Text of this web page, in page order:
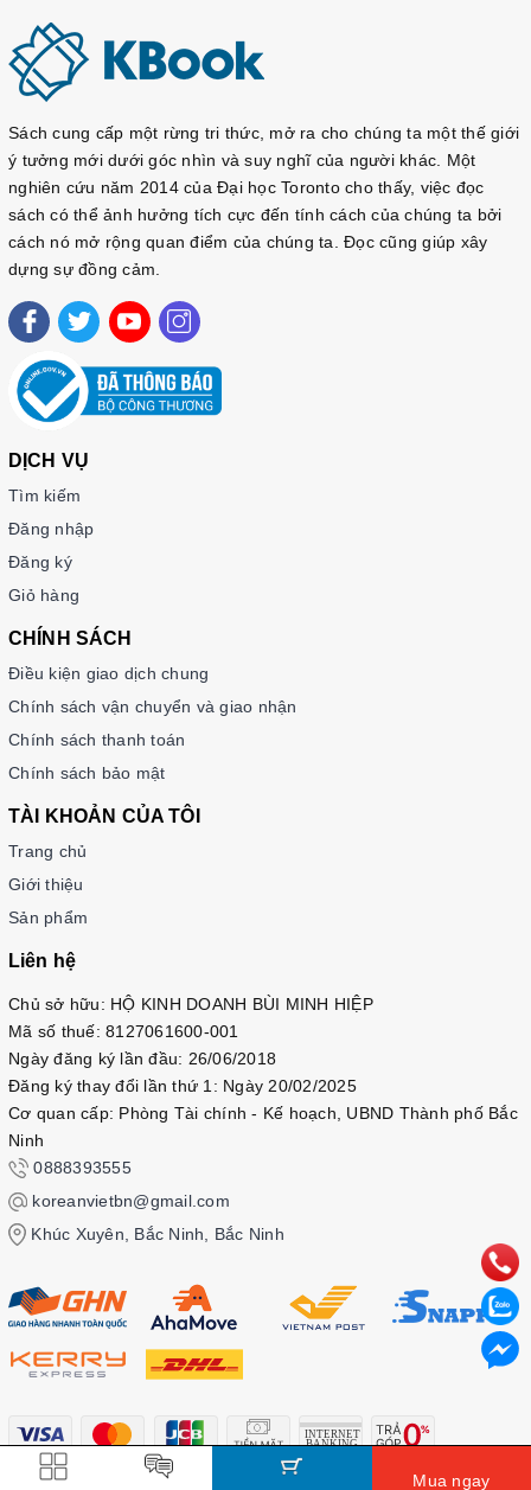
Mua ngay
Sách cung cấp một rừng tri thức, mở ra cho chúng ta một thế giới
ý tưởng mới dưới góc nhìn và suy nghĩ của người khác. Một
nghiên cứu năm 2014 của Đại học Toronto cho thấy, việc đọc
sách có thể ảnh hưởng tích cực đến tính cách của chúng ta bởi
cách nó mở rộng quan điểm của chúng ta. Đọc cũng giúp xây
dựng sự đồng cảm.
DỊCH VỤ
Tìm kiếm
Đăng nhập
Đăng ký
Giỏ hàng
CHÍNH SÁCH
Điều kiện giao dịch chung
Chính sách vận chuyển và giao nhận
Chính sách thanh toán
Chính sách bảo mật
TÀI KHOẢN CỦA TÔI
Trang chủ
Giới thiệu
Sản phẩm
Liên hệ
Chủ sở hữu: HỘ KINH DOANH BÙI MINH HIỆP
Mã số thuế: 8127061600-001
Ngày đăng ký lần đầu: 26/06/2018
Đăng ký thay đổi lần thứ 1: Ngày 20/02/2025
Cơ quan cấp: Phòng Tài chính - Kế hoạch, UBND Thành phố Bắc
Ninh
0888393555
koreanvietbn@gmail.com
Khúc Xuyên, Bắc Ninh, Bắc Ninh